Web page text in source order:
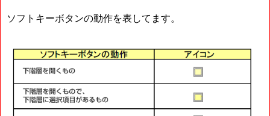
ソフトキーボタンの動作を表してます。